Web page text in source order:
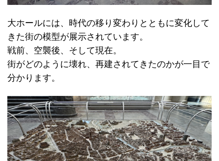
大ホールには、時代の移り変わりとともに変化して
きた街の模型が展示されています。
戦前、空襲後、そして現在。
街がどのように壊れ、再建されてきたのかが一目で
分かります。